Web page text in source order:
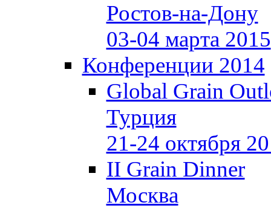
Ростов-на-Дону
03-04 марта 2015
Конференции 2014
Global Grain
Турция
21-24 октября
II Grain Dinner
Москва